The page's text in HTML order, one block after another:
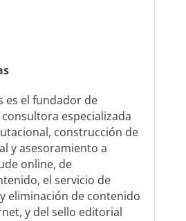
es el fundador de
especializada
construcción de
y asesoramiento a
online, de
el servicio de
eliminación de contenido
y del sello editorial